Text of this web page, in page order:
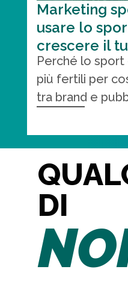
Marketing
usare lo
crescere il
Perché lo
più fertili per
tra brand e
DI